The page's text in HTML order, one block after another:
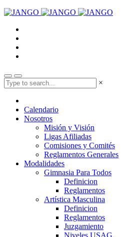
×
Calendario
Nosotros
Misión y Visión
Ligas Afiliadas
Comisiones y Comités
Reglamentos Generales
Modalidades
Gimnasia Para Todos
Definicion
Reglamentos
Artística Masculina
Definicion
Reglamentos
Juzgamiento
Niveles USAG